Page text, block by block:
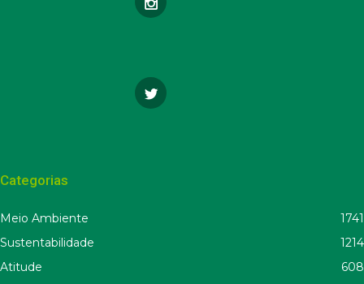
Categorias
Meio Ambiente
1741
Sustentabilidade
1214
Atitude
608